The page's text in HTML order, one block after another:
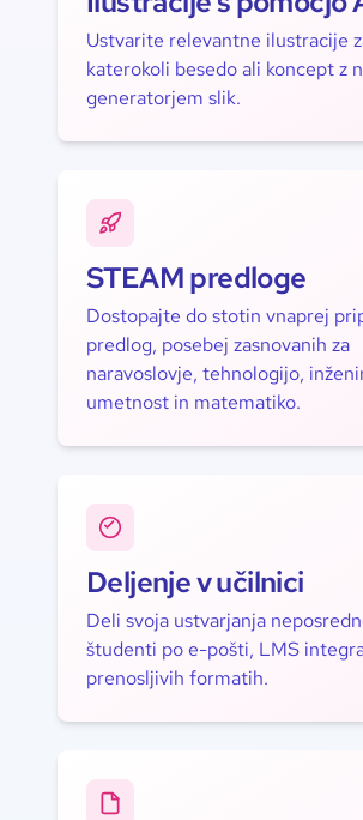
Ustvarite relevantne ilustracije
katerokoli besedo ali koncept z
generatorjem slik.
STEAM predloge
Dostopajte do stotin vnaprej
predlog, posebej zasnovanih za
naravoslovje, tehnologijo,
umetnost in matematiko.
Deljenje v učilnici
Deli svoja ustvarjanja
študenti po e-pošti, LMS
prenosljivih formatih.